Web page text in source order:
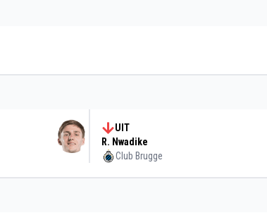
UIT
R. Nwadike
Club Brugge